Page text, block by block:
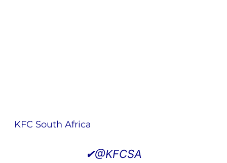
KFC South Africa
✔@KFCSA